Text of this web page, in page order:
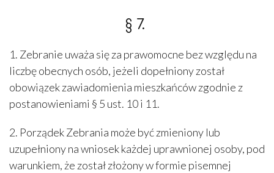
§ 7.
1. Zebranie uważa się za prawomocne bez względu na
liczbę obecnych osób, jeżeli dopełniony został
obowiązek zawiadomienia mieszkańców zgodnie z
postanowieniami § 5 ust. 10 i 11.
2. Porządek Zebrania może być zmieniony lub
uzupełniony na wniosek każdej uprawnionej osoby, pod
warunkiem, że został złożony w formie pisemnej